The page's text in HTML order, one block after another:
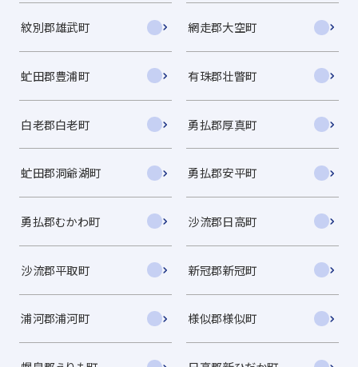
紋別郡雄武町 網走郡大空町
虻田郡豊浦町 有珠郡壮瞥町
白老郡白老町 勇払郡厚真町
虻田郡洞爺湖町 勇払郡安平町
勇払郡むかわ町 沙流郡日高町
沙流郡平取町 新冠郡新冠町
浦河郡浦河町 様似郡様似町